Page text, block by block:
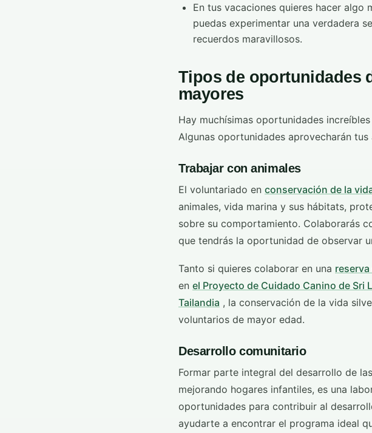
En tus vacaciones quieres hacer algo
puedas experimentar una verdadera
recuerdos maravillosos.
Tipos de oportunidades
mayores
Hay muchísimas oportunidades
Algunas oportunidades aprovecharán
Trabajar con animales
El voluntariado en conservación de la
animales, vida marina y sus hábitats,
sobre su comportamiento. Colaborarás
que tendrás la oportunidad de observar
Tanto si quieres colaborar en una
en el Proyecto de Cuidado Canino de Sri
Tailandia , la conservación de la vida
voluntarios de mayor edad.
Desarrollo comunitario
Formar parte integral del desarrollo de
mejorando hogares infantiles, es una
oportunidades para contribuir al
ayudarte a encontrar el programa ideal